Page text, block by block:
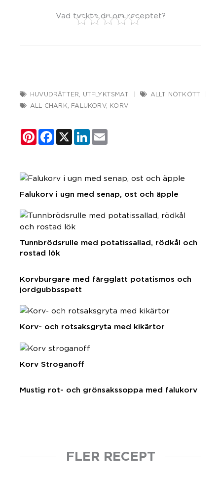
Vad tyckte du om receptet?
HUVUDRÄTTER UTFLYKTSMAT
ALLT NÖTKÖTT
ALL CHARK
FALUKORV, KORV
PinterestFacebook
X LinkedIn
Falukorv i ugn med senap, ost och äpple
Tunnbrödsrulle med potatissallad, rödkål och
rostad lök
Korvburgare med färgglatt potatismos och
jordgubbsspett
Korv- och rotsaksgryta med kikärtor
Korv Stroganoff
Mustig rot- och grönsakssoppa med falukorv
FLER RECEPT